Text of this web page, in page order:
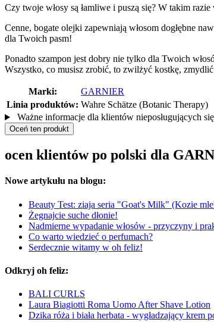
Czy twoje włosy są łamliwe i puszą się? W takim
Cenne, bogate olejki zapewniają włosom dogłębne
dla Twoich pasm!
Ponadto szampon jest dobry nie tylko dla Twoich
Wszystko, co musisz zrobić, to zwilżyć kostkę, zmydlić
Marki:
GARNIER
Linia produktów: Wahre Schätze (Botanic Therapy)
Ważne informacje dla klientów nieposługujących
Oceń ten produkt
ocen klientów po polski dla
Nowe artykułu na blogu:
Beauty Test: ziaja seria "Goat's Milk" (Kozie
Żegnajcie suche dłonie!
Nadmierne wypadanie włosów - przyczyny i
Co warto wiedzieć o perfumach?
Serdecznie witamy w oh feliz!
Odkryj oh feliz:
BALI CURLS
Laura Biagiotti Roma Uomo After Shave Lotion
Dzika róża i biała herbata - wygładzający krem